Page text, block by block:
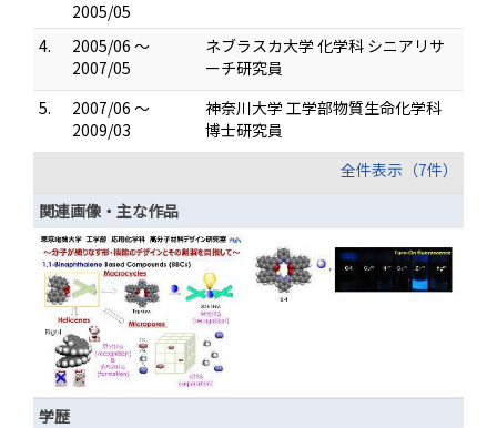
2005/05
4.
2005/06 ～
2007/05
ネブラスカ大学 化学科 シニアリサ
ーチ研究員
5.
2007/06 ～
2009/03
神奈川大学 工学部物質生命化学科
博士研究員
全件表示（7件）
関連画像・主な作品
学歴